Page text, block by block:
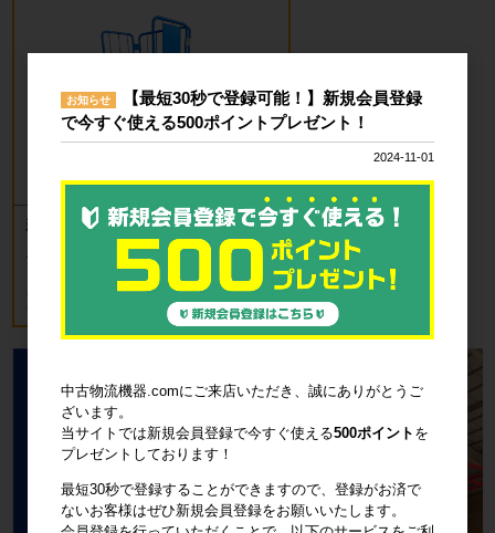
新品 カゴ台車 ロールボックスパレッ
ト(樹脂底板) W850×D650×H1700mm
ブルー
18,700円 税込20,570円
お知らせ
【最短30秒で登録可能！】新規会員登録
で今すぐ使える500ポイントプレゼント！
2024-11-01
中古物流機器.comにご来店いただき、誠にありがとうご
ざいます。
当サイトでは新規会員登録で今すぐ使える500ポイント を
プレゼントしております！
最短30秒で登録することができますので、登録がお済で
ないお客様はぜひ新規会員登録をお願いいたします。